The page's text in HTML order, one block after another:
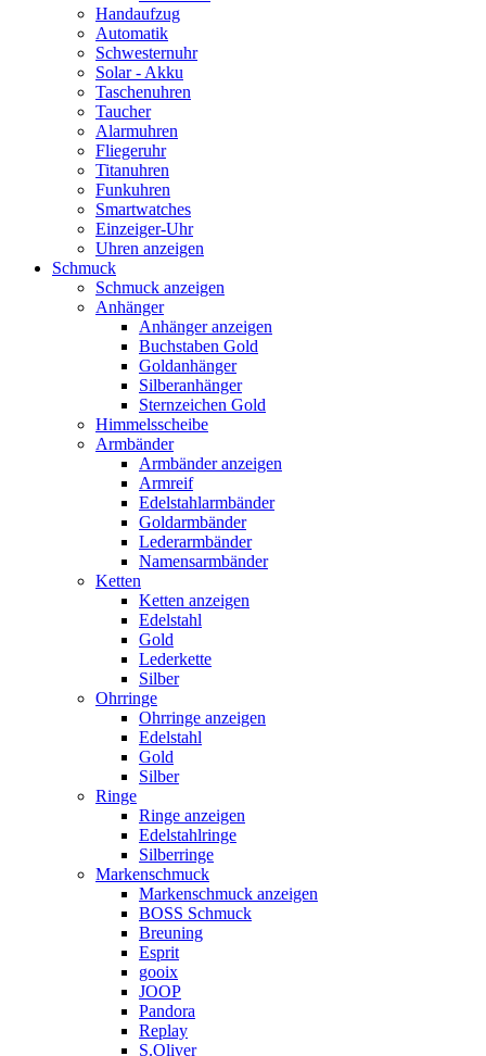
Handaufzug
Automatik
Schwesternuhr
Solar - Akku
Taschenuhren
Taucher
Alarmuhren
Fliegeruhr
Titanuhren
Funkuhren
Smartwatches
Einzeiger-Uhr
Uhren anzeigen
Schmuck
Schmuck anzeigen
Anhänger
Anhänger anzeigen
Buchstaben Gold
Goldanhänger
Silberanhänger
Sternzeichen Gold
Himmelsscheibe
Armbänder
Armbänder anzeigen
Armreif
Edelstahlarmbänder
Goldarmbänder
Lederarmbänder
Namensarmbänder
Ketten
Ketten anzeigen
Edelstahl
Gold
Lederkette
Silber
Ohrringe
Ohrringe anzeigen
Edelstahl
Gold
Silber
Ringe
Ringe anzeigen
Edelstahlringe
Silberringe
Markenschmuck
Markenschmuck anzeigen
BOSS Schmuck
Breuning
Esprit
gooix
JOOP
Pandora
Replay
S.Oliver